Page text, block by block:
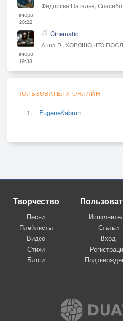
вчера
20:22
Фёдорова Наталья, Спасибо
вчера
19:38
Cinematic
Анна Р., ХОРОШО,ЧТО
ПОЛЬЗОВАТЕЛИ ОНЛАЙН
EugeneKabrun
Творчество
Песни
Плейлисты
Видео
Стихи
Блоги
Статьи
Вход